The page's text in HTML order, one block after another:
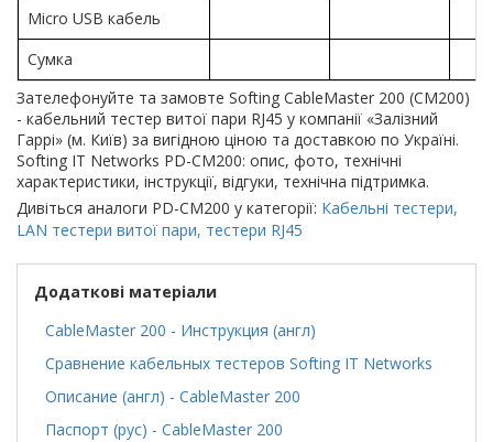
Micro USB кабель
Сумка
Зателефонуйте та замовте Softing CableMaster 200 (CM200)
- кабельний тестер витої пари RJ45 у компанії «Залізний
Гаррі» (м. Київ) за вигідною ціною та доставкою по Україні.
Softing IT Networks PD-CM200: опис, фото, технічні
характеристики, інструкції, відгуки, технічна підтримка.
Дивіться аналоги PD-CM200 у категорії: Кабельні тестери,
LAN тестери витої пари, тестери RJ45
Додаткові матеріали
CableMaster 200 - Инструкция (англ)
Сравнение кабельных тестеров Softing IT Networks
Описание (англ) - CableMaster 200
Паспорт (рус) - CableMaster 200